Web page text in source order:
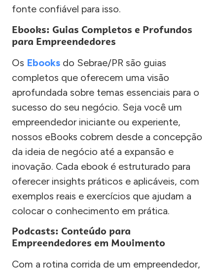
fonte confiável para isso.
Ebooks: Guias Completos e Profundos
para Empreendedores
Os Ebooks do Sebrae/PR são guias
completos que oferecem uma visão
aprofundada sobre temas essenciais para o
sucesso do seu negócio. Seja você um
empreendedor iniciante ou experiente,
nossos eBooks cobrem desde a concepção
da ideia de negócio até a expansão e
inovação. Cada ebook é estruturado para
oferecer insights práticos e aplicáveis, com
exemplos reais e exercícios que ajudam a
colocar o conhecimento em prática.
Podcasts: Conteúdo para
Empreendedores em Movimento
Com a rotina corrida de um empreendedor,